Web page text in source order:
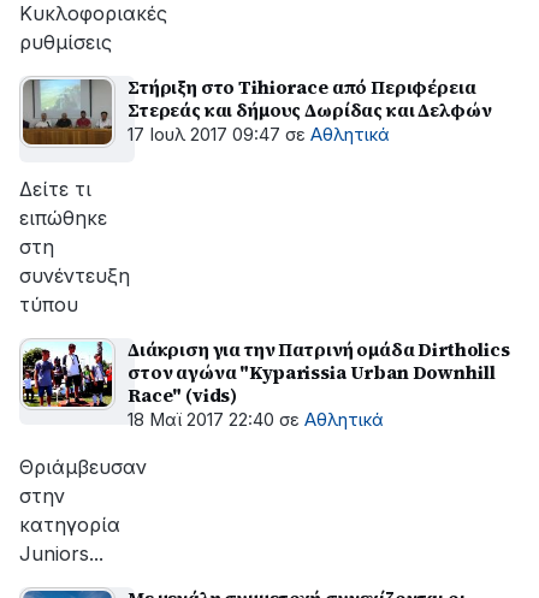
Κυκλοφοριακές
ρυθμίσεις
Στήριξη στο Tihiorace από Περιφέρεια
Στερεάς και δήμους Δωρίδας και Δελφών
17 Ιουλ 2017 09:47 σε Αθλητικά
Δείτε τι
ειπώθηκε
στη
συνέντευξη
τύπου
Διάκριση για την Πατρινή ομάδα Dirtholics
στον αγώνα "Kyparissia Urban Downhill
Race" (vids)
18 Μαϊ 2017 22:40 σε Αθλητικά
Θριάμβευσαν
στην
κατηγορία
Juniors...